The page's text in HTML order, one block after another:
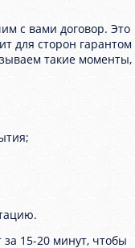
с вами договор. Это
для сторон гарантом
такие моменты,
15-20 минут, чтобы